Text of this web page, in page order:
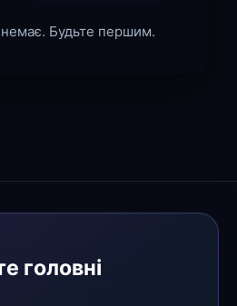
Будьте першим.
головні